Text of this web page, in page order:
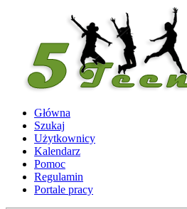
Główna
Szukaj
Użytkownicy
Kalendarz
Pomoc
Regulamin
Portale pracy